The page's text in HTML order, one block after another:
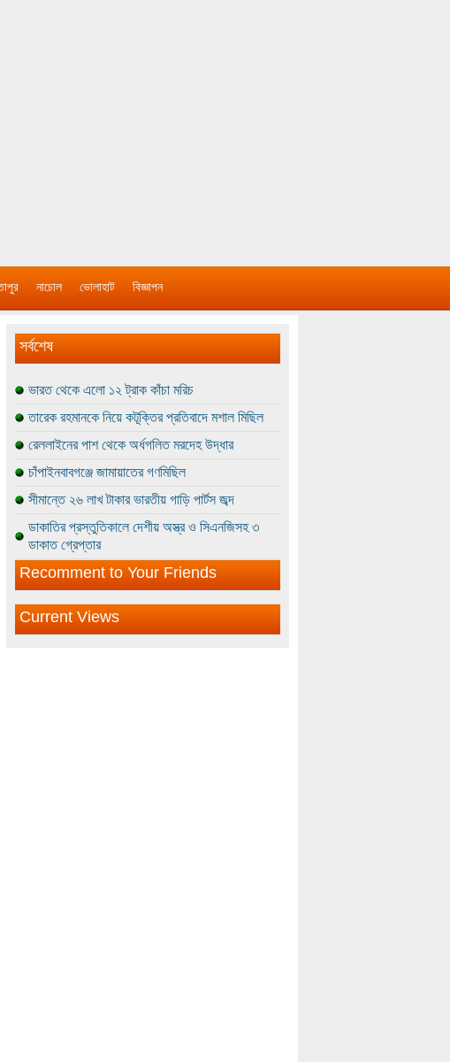
নাচোল ভোলাহাট বিজ্ঞাপন
সর্বশেষ
ভারত থেকে এলো ১২ ট্রাক কাঁচা মরিচ
তারেক রহমানকে নিয়ে কটূক্তির প্রতিবাদে মশাল মিছিল
রেললাইনের পাশ থেকে অর্ধগলিত মরদেহ উদ্ধার
চাঁপাইনবাবগঞ্জে জামায়াতের গণমিছিল
সীমান্তে ২৬ লাখ টাকার ভারতীয় গাড়ি পার্টস জব্দ
ডাকাতির প্রস্তুতিকালে দেশীয় অস্ত্র ও সিএনজিসহ ৩
ডাকাত গ্রেপ্তার
Recomment to Your Friends
Current Views